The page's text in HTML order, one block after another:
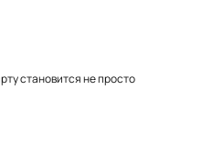
становится не просто